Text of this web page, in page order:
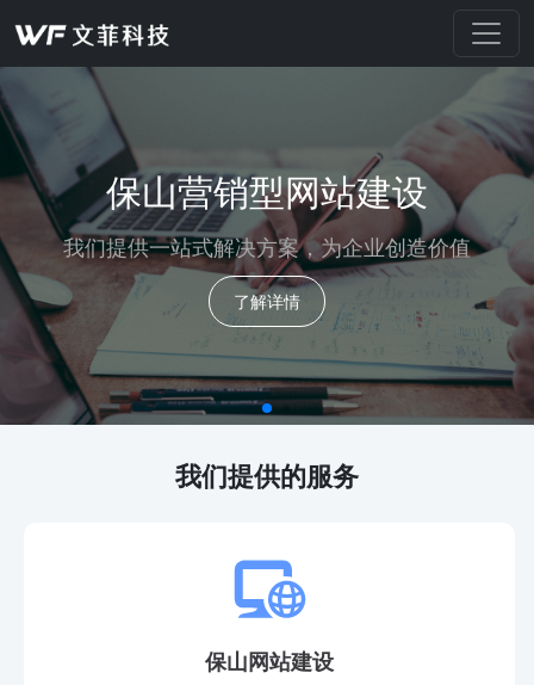
保山营销型网站建设
我们提供一站式解决方案，为企业创造价值
了解详情
我们提供的服务
保山网站建设